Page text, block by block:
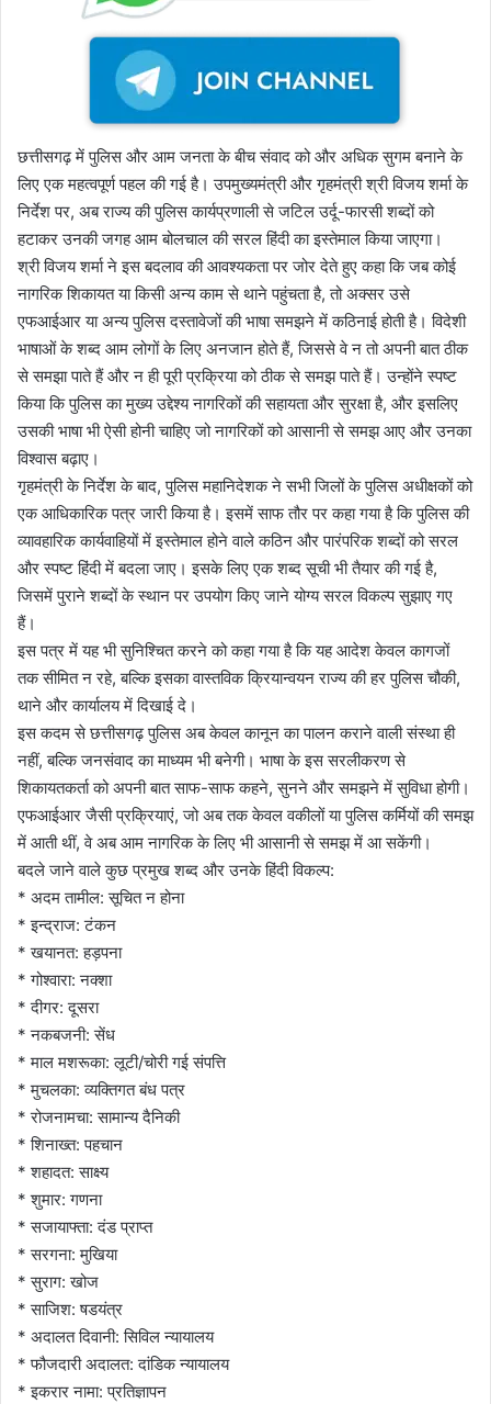
छत्तीसगढ़ में पुलिस और आम जनता के बीच संवाद को और अधिक सुगम बनाने के
लिए एक महत्वपूर्ण पहल की गई है। उपमुख्यमंत्री और गृहमंत्री श्री विजय शर्मा के
निर्देश पर, अब राज्य की पुलिस कार्यप्रणाली से जटिल उर्दू-फारसी शब्दों को
हटाकर उनकी जगह आम बोलचाल की सरल हिंदी का इस्तेमाल किया जाएगा।
श्री विजय शर्मा ने इस बदलाव की आवश्यकता पर जोर देते हुए कहा कि जब कोई
नागरिक शिकायत या किसी अन्य काम से थाने पहुंचता है, तो अक्सर उसे
एफआईआर या अन्य पुलिस दस्तावेजों की भाषा समझने में कठिनाई होती है। विदेशी
भाषाओं के शब्द आम लोगों के लिए अनजान होते हैं, जिससे वे न तो अपनी बात ठीक
से समझा पाते हैं और न ही पूरी प्रक्रिया को ठीक से समझ पाते हैं। उन्होंने स्पष्ट
किया कि पुलिस का मुख्य उद्देश्य नागरिकों की सहायता और सुरक्षा है, और इसलिए
उसकी भाषा भी ऐसी होनी चाहिए जो नागरिकों को आसानी से समझ आए और उनका
विश्वास बढ़ाए।
गृहमंत्री के निर्देश के बाद, पुलिस महानिदेशक ने सभी जिलों के पुलिस अधीक्षकों को
एक आधिकारिक पत्र जारी किया है। इसमें साफ तौर पर कहा गया है कि पुलिस की
व्यावहारिक कार्यवाहियों में इस्तेमाल होने वाले कठिन और पारंपरिक शब्दों को सरल
और स्पष्ट हिंदी में बदला जाए। इसके लिए एक शब्द सूची भी तैयार की गई है,
जिसमें पुराने शब्दों के स्थान पर उपयोग किए जाने योग्य सरल विकल्प सुझाए गए
हैं।
इस पत्र में यह भी सुनिश्चित करने को कहा गया है कि यह आदेश केवल कागजों
तक सीमित न रहे, बल्कि इसका वास्तविक क्रियान्वयन राज्य की हर पुलिस चौकी,
थाने और कार्यालय में दिखाई दे।
इस कदम से छत्तीसगढ़ पुलिस अब केवल कानून का पालन कराने वाली संस्था ही
नहीं, बल्कि जनसंवाद का माध्यम भी बनेगी। भाषा के इस सरलीकरण से
शिकायतकर्ता को अपनी बात साफ-साफ कहने, सुनने और समझने में सुविधा होगी।
एफआईआर जैसी प्रक्रियाएं, जो अब तक केवल वकीलों या पुलिस कर्मियों की समझ
में आती थीं, वे अब आम नागरिक के लिए भी आसानी से समझ में आ सकेंगी।
बदले जाने वाले कुछ प्रमुख शब्द और उनके हिंदी विकल्प:
* अदम तामील: सूचित न होना
* इन्द्राज: टंकन
* खयानत: हड़पना
* गोश्वारा: नक्शा
* दीगर: दूसरा
* नकबजनी: सेंध
* माल मशरूका: लूटी/चोरी गई संपत्ति
* मुचलका: व्यक्तिगत बंध पत्र
* रोजनामचा: सामान्य दैनिकी
* शिनाख्त: पहचान
* शहादत: साक्ष्य
* शुमार: गणना
* सजायाफ्ता: दंड प्राप्त
* सरगना: मुखिया
* सुराग: खोज
* साजिश: षडयंत्र
* अदालत दिवानी: सिविल न्यायालय
* फौजदारी अदालत: दांडिक न्यायालय
* इकरार नामा: प्रतिज्ञापन